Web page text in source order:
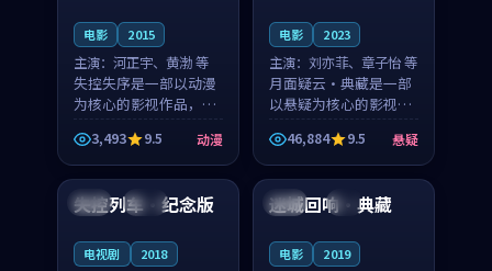
电影 2015
主演： 河正宇、黄渤 等
失控失序是一部以动漫
为核心的影视作品，围
绕危机、反转与人物成
长展开，整体节奏紧
凑，值得推荐观看。
3,493 9.5 动漫
电影 2023
主演： 刘亦菲、章子怡 等
月面疑云·典藏是一部
以悬疑为核心的影视作
品，围绕危机、反转与
人物成长展开，整体节
奏紧凑，值得推荐观
看。
46,884 9.5 悬疑
中国 高分
失控列车·纪念版
电视剧 2018
韩国 4K
迷城回响·典藏
电影 2019